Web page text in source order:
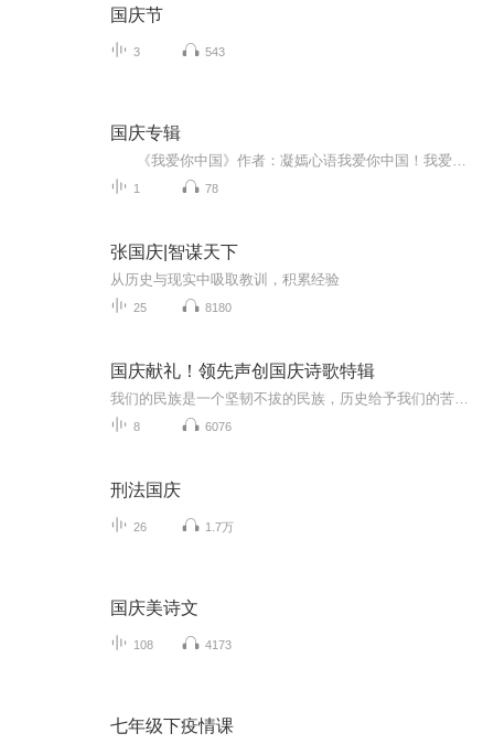
国庆节
3 543
国庆专辑
1 78
张国庆|智谋天下
从历史与现实中吸取教训，积累经验
25 8180
国庆献礼！领先声创国庆诗歌特辑
8 6076
刑法国庆
26 1.7万
国庆美诗文
108 4173
七年级下疫情课